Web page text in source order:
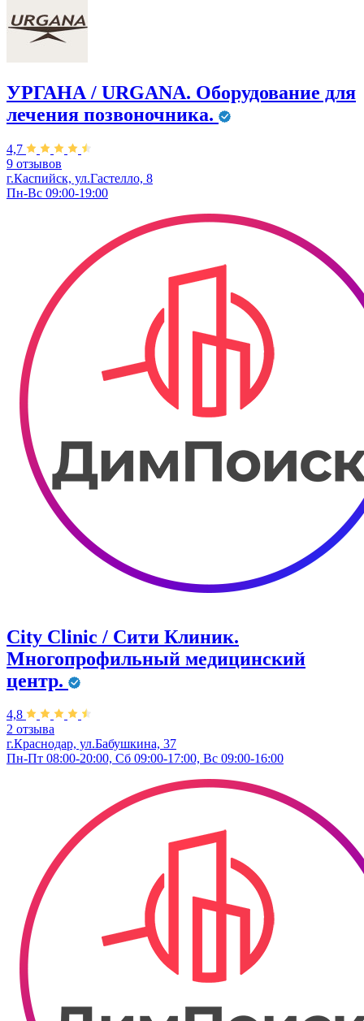
УРГАНА / URGANA. Оборудование для
лечения позвоночника.
4,7
9 отзывов
г.Каспийск, ул.Гастелло, 8
Пн-Вс 09:00-19:00
City Clinic / Сити Клиник.
Многопрофильный медицинский
центр.
4,8
2 отзыва
г.Краснодар, ул.Бабушкина, 37
Пн-Пт 08:00-20:00, Сб 09:00-17:00, Вс 09:00-16:00